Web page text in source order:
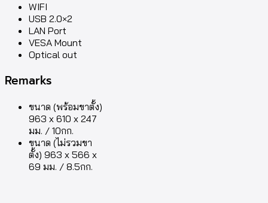
WIFI
USB 2.0×2
LAN Port
VESA Mount
Optical out
Remarks
ขนาด (พร้อมขาตั้ง)
963 x 610 x 247
มม. / 10กก.
ขนาด (ไม่รวมขา
ตั้ง) 963 x 566 x
69 มม. / 8.5กก.